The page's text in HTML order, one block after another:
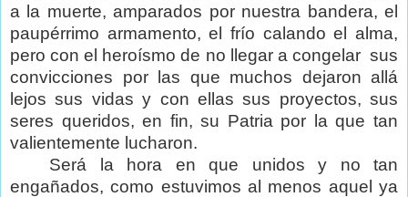
a la muerte, amparados por nuestra bandera, el
paupérrimo armamento, el frío calando el alma,
pero con el heroísmo de no llegar a congelar sus
convicciones por las que muchos dejaron allá
lejos sus vidas y con ellas sus proyectos, sus
seres queridos, en fin, su Patria por la que tan
valientemente lucharon.
Será la hora en que unidos y no tan
engañados, como estuvimos al menos aquel ya